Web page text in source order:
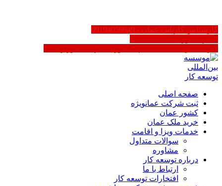
کارشناس کاریابی عمان - 09194056649
صفحه اصلی
ثبت شرکت عمانویژه
کشور عمان
خرید ملک عمان
خدمات ویزا و اقامت
سوالات متداول
مشاوره
درباره توسعه کار
ارتباط با ما
افتخارات توسعه کار